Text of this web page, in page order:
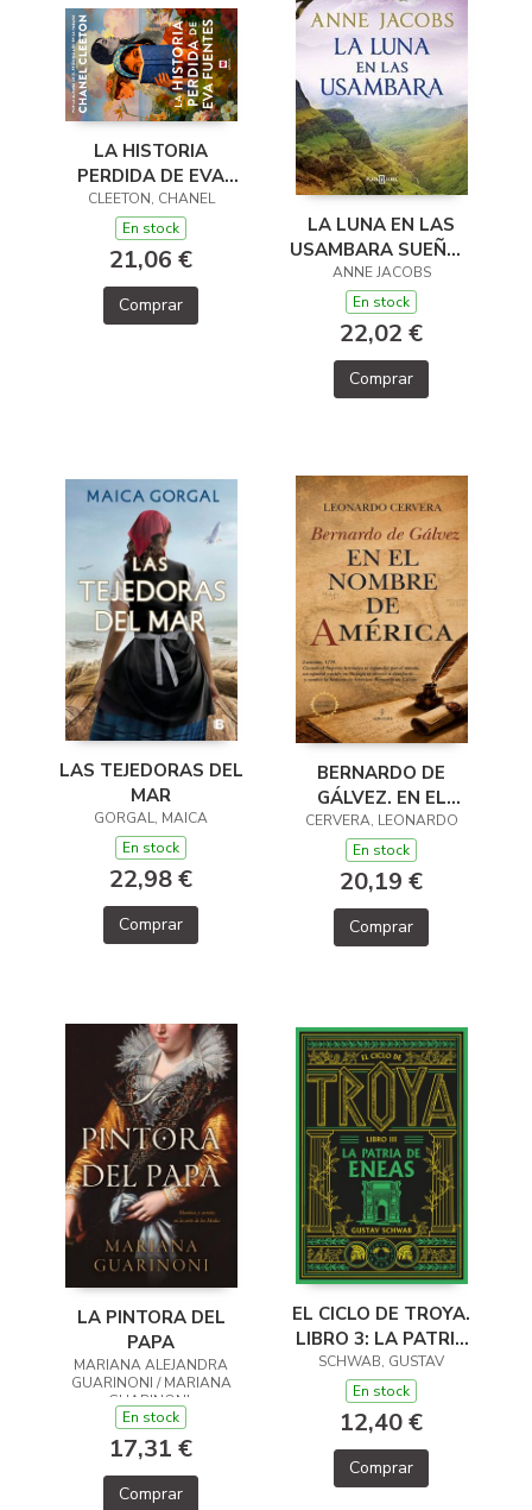
LA HISTORIA
PERDIDA DE EVA
FUENTES
CLEETON, CHANEL
En stock
21,06 €
Comprar
LA LUNA EN LAS
USAMBARA SUEÑOS
DE AFRICA 2
ANNE JACOBS
En stock
22,02 €
Comprar
LAS TEJEDORAS DEL
MAR
GORGAL, MAICA
En stock
22,98 €
Comprar
BERNARDO DE
GÁLVEZ. EN EL
NOMBRE DE
AMÉRICA
CERVERA, LEONARDO
En stock
20,19 €
Comprar
LA PINTORA DEL
PAPA
MARIANA ALEJANDRA
GUARINONI / MARIANA
GUARINONI,
En stock
17,31 €
Comprar
EL CICLO DE TROYA.
LIBRO 3: LA PATRIA
DE ENEAS
SCHWAB, GUSTAV
En stock
12,40 €
Comprar